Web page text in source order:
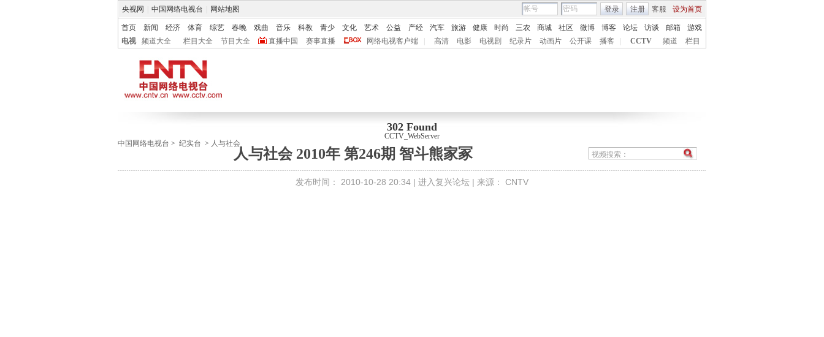
央视网 中国网络电视台 网站地图 客服 设为首页
登录 注册
首页 新闻 经济 体育 综艺 春晚 戏曲 音乐 科教 青少 文化 艺术 公益 产经 汽车 旅游 健康 时尚 三农 商城 社区 微博 博客 论坛 访谈 邮箱
游戏
电视
频道大全 栏目大全 节目大全 直播中国 赛事直播 网络电视客户端 高清 电影 电视剧 纪录片 动画片 公开课 播客 CCTV 频道 栏目
302 Found
CCTV_WebServer
中国网络电视台 > 纪实台 > 人与社会
人与社会 2010年 第246期 智斗熊家冢
发布时间： 2010-10-28 20:34 | 进入复兴论坛 | 来源： CNTV